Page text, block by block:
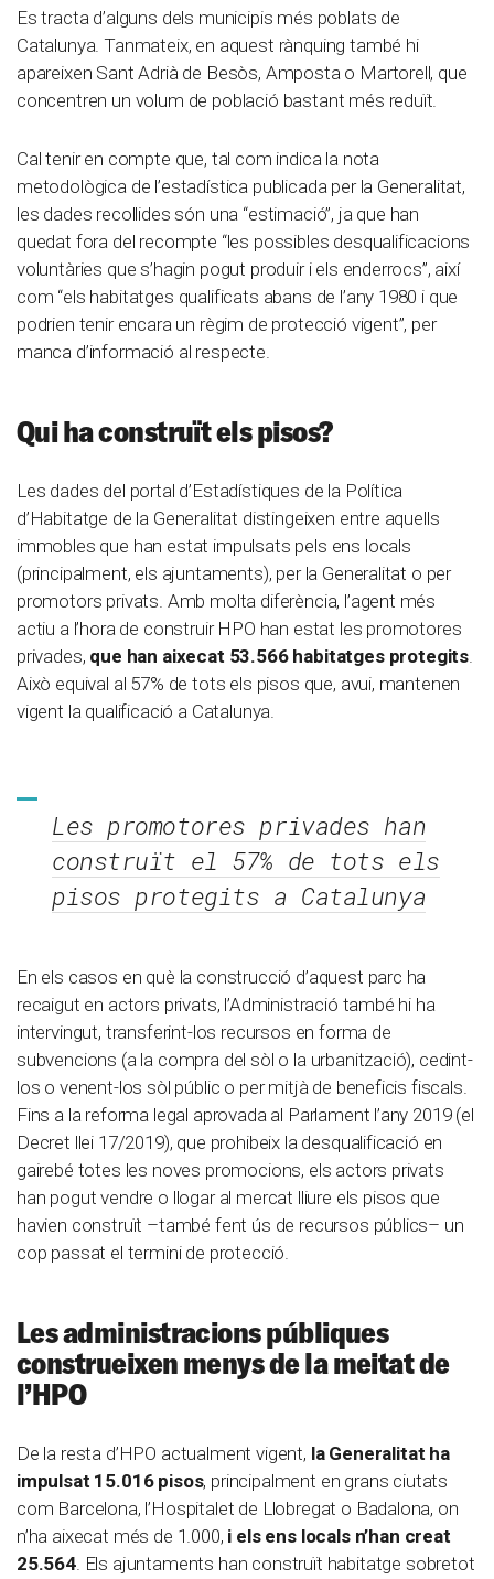
Es tracta d’alguns dels municipis més poblats de
Catalunya. Tanmateix, en aquest rànquing també hi
apareixen Sant Adrià de Besòs, Amposta o Martorell, que
concentren un volum de població bastant més reduït.
Cal tenir en compte que, tal com indica la nota
metodològica de l’estadística publicada per la Generalitat,
les dades recollides són una “estimació”, ja que han
quedat fora del recompte “les possibles desqualificacions
voluntàries que s’hagin pogut produir i els enderrocs”, així
com “els habitatges qualificats abans de l’any 1980 i que
podrien tenir encara un règim de protecció vigent”, per
manca d’informació al respecte.
Qui ha construït els pisos?
Les dades del portal d’Estadístiques de la Política
d’Habitatge de la Generalitat distingeixen entre aquells
immobles que han estat impulsats pels ens locals
(principalment, els ajuntaments), per la Generalitat o per
promotors privats. Amb molta diferència, l’agent més
actiu a l’hora de construir HPO han estat les promotores
privades, que han aixecat 53.566 habitatges protegits.
Això equival al 57% de tots els pisos que, avui, mantenen
vigent la qualificació a Catalunya.
Les promotores privades han
construït el 57% de tots els
pisos protegits a Catalunya
En els casos en què la construcció d’aquest parc ha
recaigut en actors privats, l’Administració també hi ha
intervingut, transferint-los recursos en forma de
subvencions (a la compra del sòl o la urbanització), cedint-
los o venent-los sòl públic o per mitjà de beneficis fiscals.
Fins a la reforma legal aprovada al Parlament l’any 2019 (el
Decret llei 17/2019), que prohibeix la desqualificació en
gairebé totes les noves promocions, els actors privats
han pogut vendre o llogar al mercat lliure els pisos que
havien construït –també fent ús de recursos públics– un
cop passat el termini de protecció.
Les administracions públiques
construeixen menys de la meitat de
l’HPO
De la resta d’HPO actualment vigent, la Generalitat ha
impulsat 15.016 pisos, principalment en grans ciutats
com Barcelona, l’Hospitalet de Llobregat o Badalona, on
n’ha aixecat més de 1.000, i els ens locals n’han creat
25.564. Els ajuntaments han construït habitatge sobretot